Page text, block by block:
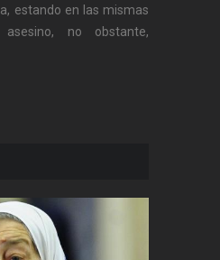
estando en las mismas
no obstante,